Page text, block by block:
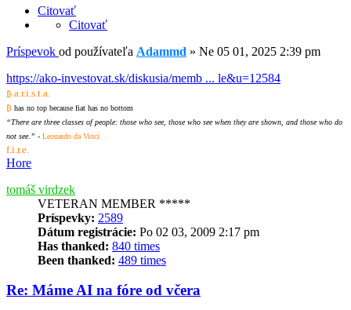
Citovať
Citovať
Príspevok od používateľa Adammd » Ne 05 01, 2025 2:39 pm
https://ako-investovat.sk/diskusia/memb ... le&u=12584
₿ .a.r.i.s.t.a.
₿ has no top because fiat has no bottom
“There are three classes of people: those who see, those who see when they are shown, and those who do
not see.” - Leonardo da Vinci
f.i.r.e.
Hore
tomáš virdzek
VETERAN MEMBER *****
Príspevky: 2589
Dátum registrácie: Po 02 03, 2009 2:17 pm
Has thanked: 840 times
Been thanked: 489 times
Re: Máme AI na fóre od včera